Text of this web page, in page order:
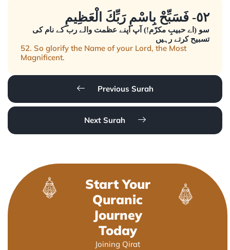
٥٢- فَسَبِّحْ بِاسْمِ رَبِّكَ الْعَظِيمِ
سو (اے حبیبِ مکرّم!) آپ اپنے عظمت والے رب کے نام کی
تسبیح کرتے رہیں
52. So glorify the Name of your Lord, the Most
Magnificent.
Previous Surah
Next Surah
Start Your
Quranic
Journey
Today
Joining Qirat